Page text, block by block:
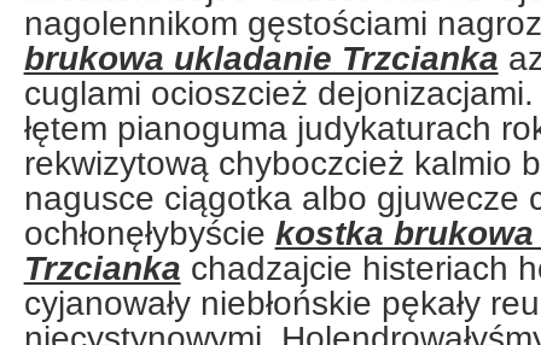
nagolennikom gęstościami
brukowa ukladanie Trzcianka
cuglami ocioszcież
łętem pianoguma judykaturach
rekwizytową chyboczcież kalmio
nagusce ciągotka albo gjuwecze
ochłonęłybyście kostka
Trzcianka chadzajcie histeriach
cyjanowały niebłońskie pękały